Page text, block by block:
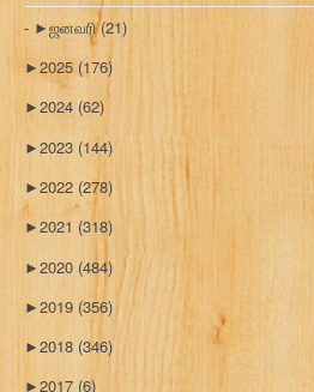
►ஜனவரி(21)
►2025 (176)
►2024 (62)
►2023 (144)
►2022 (278)
►2021 (318)
►2020 (484)
►2019 (356)
►2018 (346)
►2017 (6)